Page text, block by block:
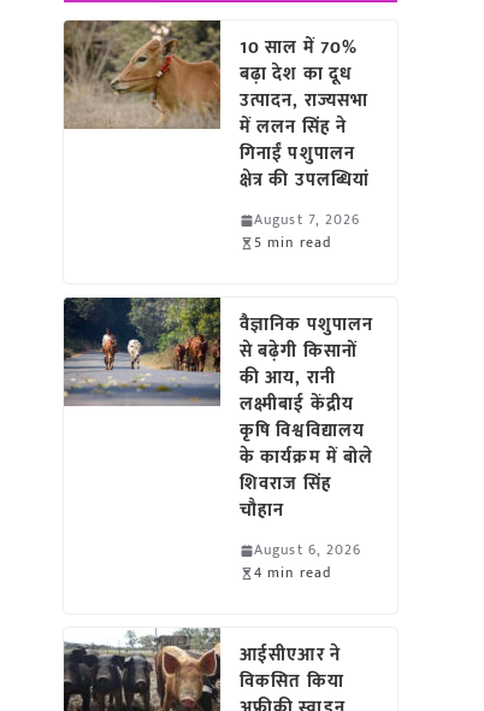
10 साल में 70%
बढ़ा देश का दूध
उत्पादन, राज्यसभा
में ललन सिंह ने
गिनाईं पशुपालन
क्षेत्र की उपलब्धियां
August 7, 2026
5 min read
वैज्ञानिक पशुपालन
से बढ़ेगी किसानों
की आय, रानी
लक्ष्मीबाई केंद्रीय
कृषि विश्वविद्यालय
के कार्यक्रम में बोले
शिवराज सिंह
चौहान
August 6, 2026
4 min read
आईसीएआर ने
विकसित किया